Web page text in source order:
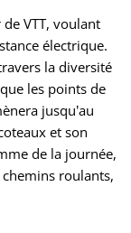
VTT, voulant
électrique.
la diversité
les points de
jusqu’au
et son
de la journée,
roulants,